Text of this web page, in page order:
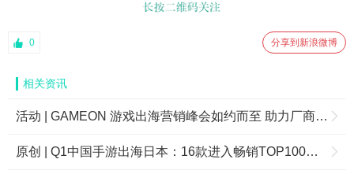
0 分享到新浪微博
相关资讯
活动 | GAMEON 游戏出海营销峰会如约而至 助力厂商挖掘更多机遇
原创 | Q1中国手游出海日本：16款进入畅销TOP100共吸金3.1亿美元，网易《荒野行动》占比近1/3